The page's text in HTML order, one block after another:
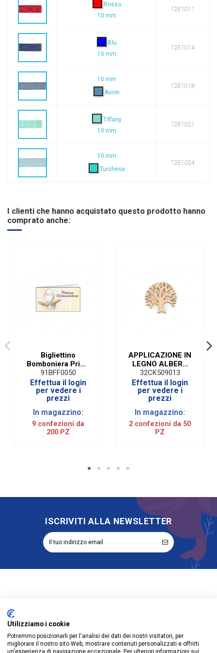
Rosso
10 mm
12E1011
Blu
10 mm
12E1014
10 mm
Avion
12E1018
Tiffany
10 mm
12E1021
10 mm
Turchese
12E1024
I clienti che hanno acquistato questo prodotto hanno
comprato anche:
Bigliettino
Bomboniera Prima
Comunione (Pz.
200)
91BFF0050
Effettua il login
per vedere i
prezzi
In magazzino:
9 confezioni da
200 PZ
APPLICAZIONE IN
LEGNO ALBERO
(50 PZ) | 3 X 3 CM
32CK509013
Effettua il login
per vedere i
prezzi
In magazzino:
2 confezioni da 50
PZ
ISCRIVITI ALLA NEWSLETTER
Informazioni
Prodotti
Utilizziamo i cookie
Potremmo posizionarli per l'analisi dei dati dei nostri visitatori, per
migliorare il nostro sito Web, mostrare contenuti personalizzati e offrirti
un'esperienza di navigazione eccezionale. Per ulteriori informazioni sui